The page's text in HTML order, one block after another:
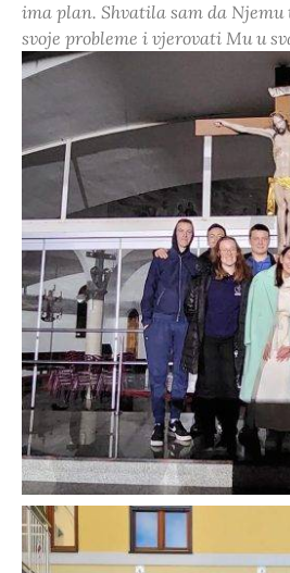
ima plan. Shvatila sam da Njemu
svoje probleme i vjerovati Mu u